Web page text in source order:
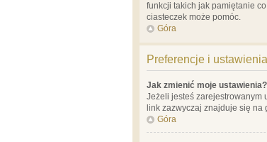
funkcji takich jak pamiętanie
ciasteczek może pomóc.
Góra
Preferencje i
Jak zmienić moje ustawienia?
Jeżeli jesteś zarejestrowanym
link zazwyczaj znajduje się
Góra